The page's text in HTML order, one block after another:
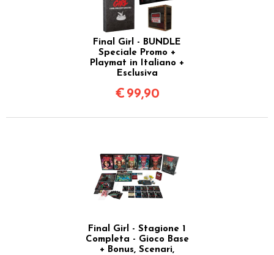
Final Girl - BUNDLE
Speciale Promo +
Playmat in Italiano +
Esclusiva
€ 99,90
Final Girl - Stagione 1
Completa - Gioco Base
+ Bonus, Scenari,